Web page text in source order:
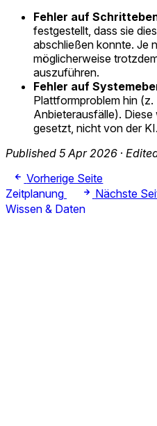
Fehler auf
festgestellt, dass sie
abschließen konnte. Je
möglicherweise
auszuführen.
Fehler auf
Plattformproblem hin
Anbieterausfälle).
gesetzt, nicht von der KI.
Published 5 Apr 2026 ·
Vorherige Seite
Zeitplanung
Nächste
Wissen & Daten